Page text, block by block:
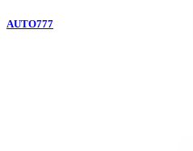
AUTO777